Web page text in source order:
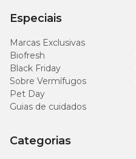
Especiais
Marcas Exclusivas
Biofresh
Black Friday
Sobre Vermífugos
Pet Day
Guias de cuidados
Categorias